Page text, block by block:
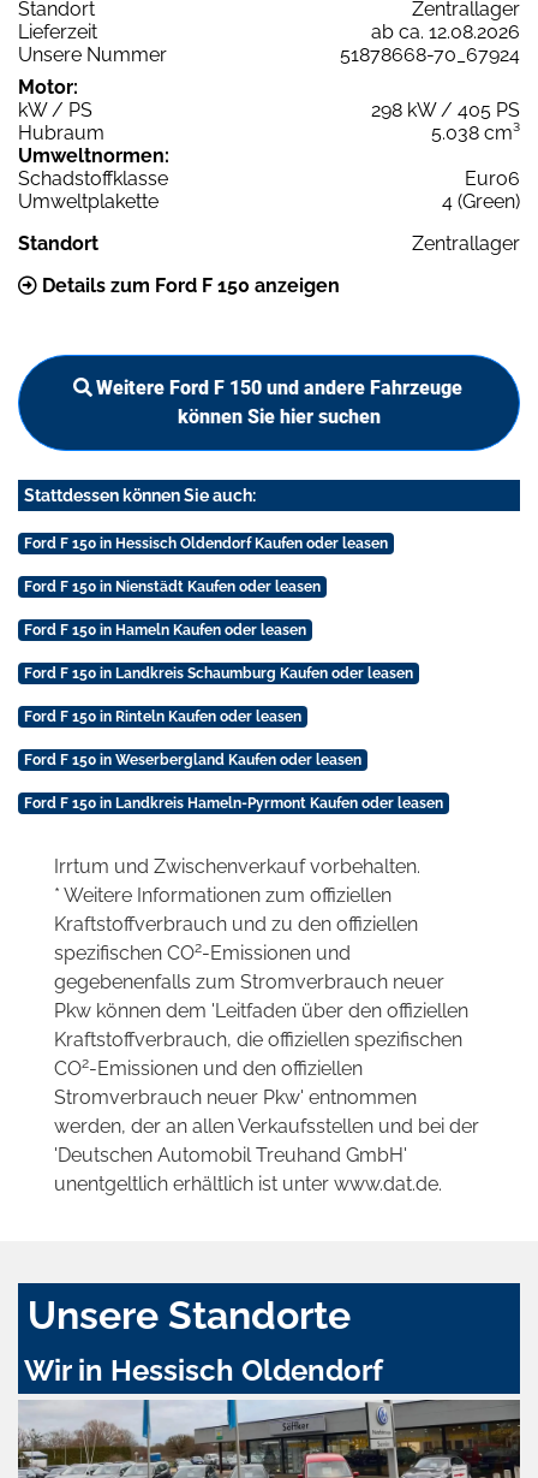
Standort
Zentrallager
Lieferzeit
ab ca. 12.08.2026
Unsere Nummer
51878668-70_67924
Motor:
kW / PS
298 kW / 405 PS
Hubraum
5.038 cm³
Umweltnormen:
Schadstoffklasse
Euro6
Umweltplakette
4 (Green)
Standort
Zentrallager
Details zum Ford F 150 anzeigen
Weitere Ford F 150 und andere Fahrzeuge
können Sie hier suchen
Stattdessen können Sie auch:
Ford F 150 in Hessisch Oldendorf Kaufen oder leasen
Ford F 150 in Nienstädt Kaufen oder leasen
Ford F 150 in Hameln Kaufen oder leasen
Ford F 150 in Landkreis Schaumburg Kaufen oder leasen
Ford F 150 in Rinteln Kaufen oder leasen
Ford F 150 in Weserbergland Kaufen oder leasen
Ford F 150 in Landkreis Hameln-Pyrmont Kaufen oder leasen
Irrtum und Zwischenverkauf vorbehalten.
* Weitere Informationen zum offiziellen
Kraftstoffverbrauch und zu den offiziellen
spezifischen CO2-Emissionen und
gegebenenfalls zum Stromverbrauch neuer
Pkw können dem 'Leitfaden über den offiziellen
Kraftstoffverbrauch, die offiziellen spezifischen
CO2-Emissionen und den offiziellen
Stromverbrauch neuer Pkw' entnommen
werden, der an allen Verkaufsstellen und bei der
'Deutschen Automobil Treuhand GmbH'
unentgeltlich erhältlich ist unter www.dat.de.
Unsere Standorte
Wir in Hessisch Oldendorf